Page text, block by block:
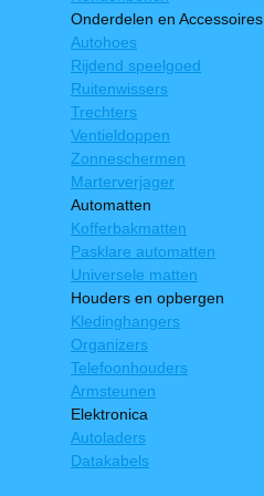
Onderdelen en Accessoires
Autohoes
Rijdend speelgoed
Ruitenwissers
Trechters
Ventieldoppen
Zonneschermen
Marterverjager
Automatten
Kofferbakmatten
Pasklare automatten
Universele matten
Houders en opbergen
Kledinghangers
Organizers
Telefoonhouders
Armsteunen
Elektronica
Autoladers
Datakabels